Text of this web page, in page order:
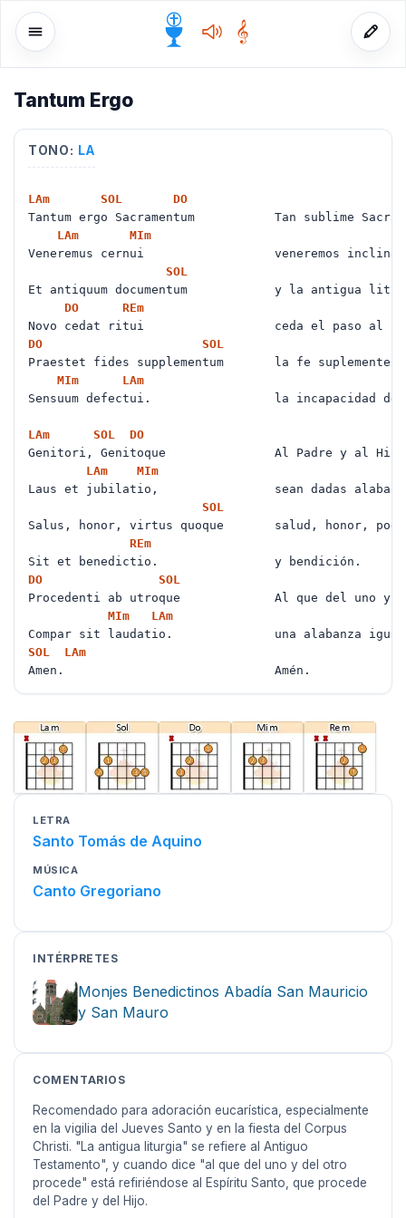
Tantum Ergo
TONO: LA
LAm SOL
DO
Tantum ergo Sacramentum Tan sublime
LAm MIm
Veneremus cernui veneremos
SOL
Et antiquum documentum y la antigua
DO
REm
Novo cedat ritui ceda el paso al
DO
SOL
Praestet fides supplementum la fe suplemente
MIm LAm
Sensuum defectui. la incapacidad de
LAm SOL
DO
Genitori, Genitoque Al Padre y al
LAm MIm
Laus et jubilatio, sean dadas
SOL
Salus, honor, virtus quoque salud, honor,
REm
Sit et benedictio. y bendición.
DO
SOL
Procedenti ab utroque Al que del uno y
MIm LAm
Compar sit laudatio. una alabanza igual
SOL
LAm
Amen. Amén.
LETRA
Santo Tomás de Aquino
MÚSICA
Canto Gregoriano
INTÉRPRETES
Monjes Benedictinos Abadía San Mauricio
y San Mauro
COMENTARIOS
Recomendado para adoración eucarística, especialmente
en la vigilia del Jueves Santo y en la fiesta del Corpus
Christi. "La antigua liturgia" se refiere al Antiguo
Testamento", y cuando dice "al que del uno y del otro
procede" está refiriéndose al Espíritu Santo, que procede
del Padre y del Hijo.